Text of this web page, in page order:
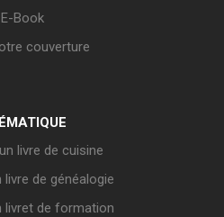
E-Book
couverture
livre de cuisine
livre de généalogie
livret de formation